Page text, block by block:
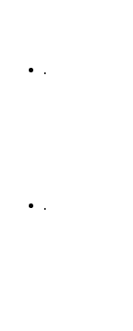
.
.